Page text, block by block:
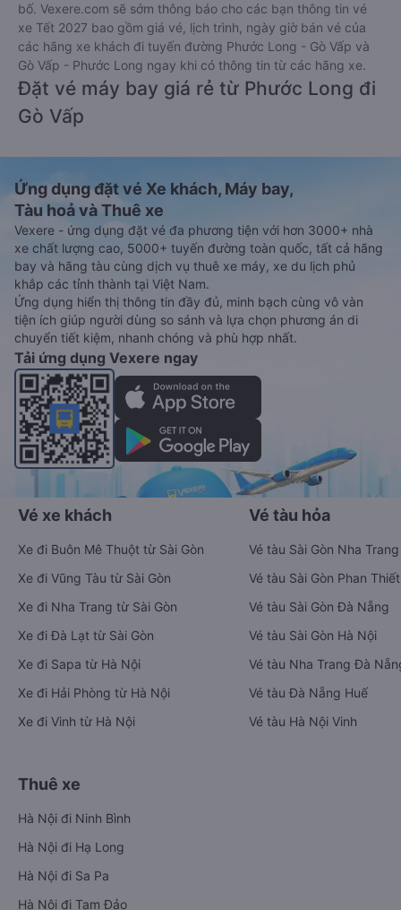
bố. Vexere.com sẽ sớm thông báo cho các bạn thông tin vé
xe Tết 2027 bao gồm giá vé, lịch trình, ngày giờ bán vé của
các hãng xe khách đi tuyến đường Phước Long - Gò Vấp và
Gò Vấp - Phước Long ngay khi có thông tin từ các hãng xe.
Đặt vé máy bay giá rẻ từ Phước Long đi
Gò Vấp
Ứng dụng đặt vé Xe khách, Máy bay,
Tàu hoả và Thuê xe
Vexere - ứng dụng đặt vé đa phương tiện với hơn 3000+ nhà
xe chất lượng cao, 5000+ tuyến đường toàn quốc, tất cả hãng
bay và hãng tàu cùng dịch vụ thuê xe máy, xe du lịch phủ
khắp các tỉnh thành tại Việt Nam.
Ứng dụng hiển thị thông tin đầy đủ, minh bạch cùng vô vàn
tiện ích giúp người dùng so sánh và lựa chọn phương án di
chuyển tiết kiệm, nhanh chóng và phù hợp nhất.
Tải ứng dụng Vexere ngay
Vé xe khách
Xe đi Buôn Mê Thuột từ Sài Gòn
Xe đi Vũng Tàu từ Sài Gòn
Xe đi Nha Trang từ Sài Gòn
Xe đi Đà Lạt từ Sài Gòn
Xe đi Sapa từ Hà Nội
Xe đi Hải Phòng từ Hà Nội
Xe đi Vinh từ Hà Nội
Vé tàu hỏa
Vé tàu Sài Gòn Nha Trang
Vé tàu Sài Gòn Phan Thiết
Vé tàu Sài Gòn Đà Nẵng
Vé tàu Sài Gòn Hà Nội
Vé tàu Nha Trang Đà
Vé tàu Đà Nẵng Huế
Vé tàu Hà Nội Vinh
Thuê xe
Hà Nội đi Ninh Bình
Hà Nội đi Hạ Long
Hà Nội đi Sa Pa
Hà Nội đi Tam Đảo